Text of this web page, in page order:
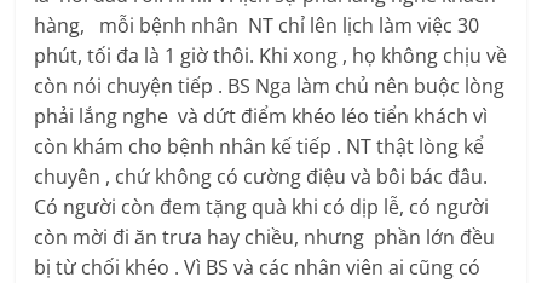
hàng, mỗi bệnh nhân NT chỉ lên lịch làm việc 30
phút, tối đa là 1 giờ thôi. Khi xong , họ không chịu về
còn nói chuyện tiếp . BS Nga làm chủ nên buộc lòng
phải lắng nghe và dứt điểm khéo léo tiển khách vì
còn khám cho bệnh nhân kế tiếp . NT thật lòng kể
chuyên , chứ không có cường điệu và bôi bác đâu.
Có người còn đem tặng quà khi có dịp lễ, có người
còn mời đi ăn trưa hay chiều, nhưng phần lớn đều
bị từ chối khéo . Vì BS và các nhân viên ai cũng có